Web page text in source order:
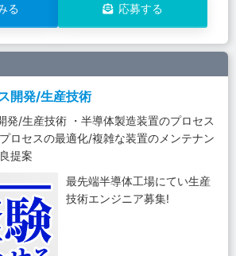
る 応募する
開発/生産技術
発/生産技術 ・半導体製造装置のプロセス
セスの最適化/複雑な装置のメンテナン
提案
最先端半導体工場にてい生産
技術エンジニア募集!